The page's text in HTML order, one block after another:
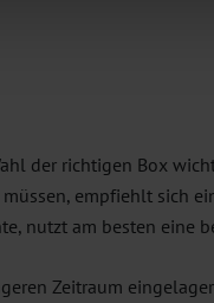
der richtigen Box
empfiehlt sich
nutzt am besten eine
Zeitraum